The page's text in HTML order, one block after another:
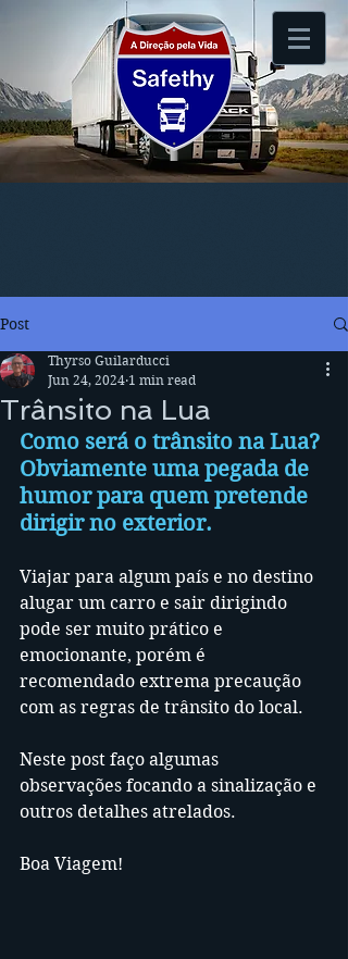
Post
Trânsito na Lua
Thyrso Guilarducci
Jun 24, 2024 1 min read
Como será o trânsito na Lua?
Obviamente uma pegada de
humor para quem pretende
dirigir no exterior.
Viajar para algum país e no destino
alugar um carro e sair dirigindo
pode ser muito prático e
emocionante, porém é
recomendado extrema precaução
com as regras de trânsito do local.
Neste post faço algumas
observações focando a sinalização e
outros detalhes atrelados.
Boa Viagem!